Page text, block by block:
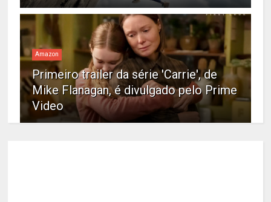
Amazon
Primeiro trailer da série 'Carrie', de
Mike Flanagan, é divulgado pelo Prime
Video